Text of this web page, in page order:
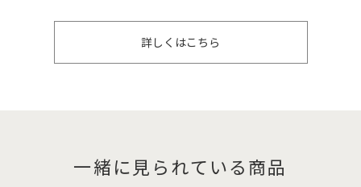
詳しくはこちら
一緒に見られている商品